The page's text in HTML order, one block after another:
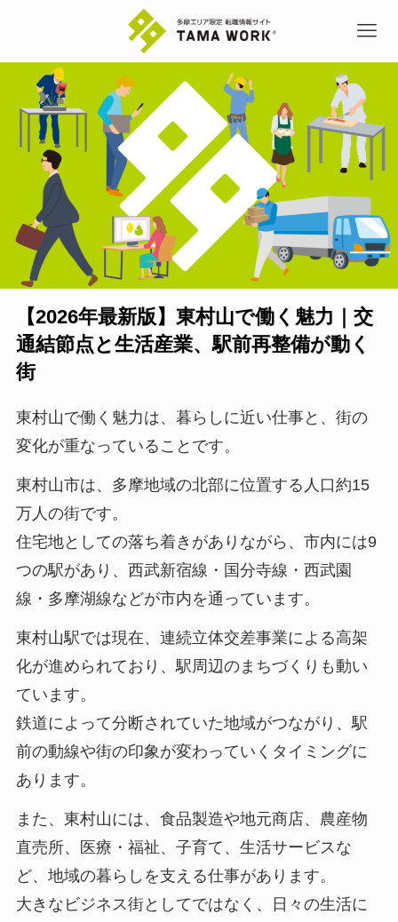
【2026年最新版】東村山で働く魅力｜交
通結節点と生活産業、駅前再整備が動く
街
東村山で働く魅力は、暮らしに近い仕事と、街の
変化が重なっていることです。
東村山市は、多摩地域の北部に位置する人口約15
万人の街です。
住宅地としての落ち着きがありながら、市内には9
つの駅があり、西武新宿線・国分寺線・西武園
線・多摩湖線などが市内を通っています。
東村山駅では現在、連続立体交差事業による高架
化が進められており、駅周辺のまちづくりも動い
ています。
鉄道によって分断されていた地域がつながり、駅
前の動線や街の印象が変わっていくタイミングに
あります。
また、東村山には、食品製造や地元商店、農産物
直売所、医療・福祉、子育て、生活サービスな
ど、地域の暮らしを支える仕事があります。
大きなビジネス街としてではなく、日々の生活に